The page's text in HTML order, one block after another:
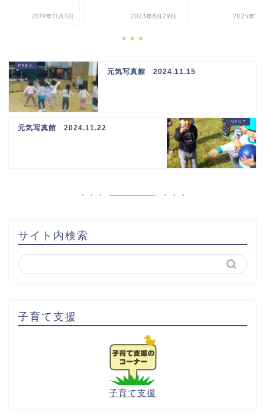
2019年11月1日 2023年8月29日 2025年1
元気写真館 2024.11.15
元気写真館 2024.11.22
サイト内検索
子育て支援
子育て支援